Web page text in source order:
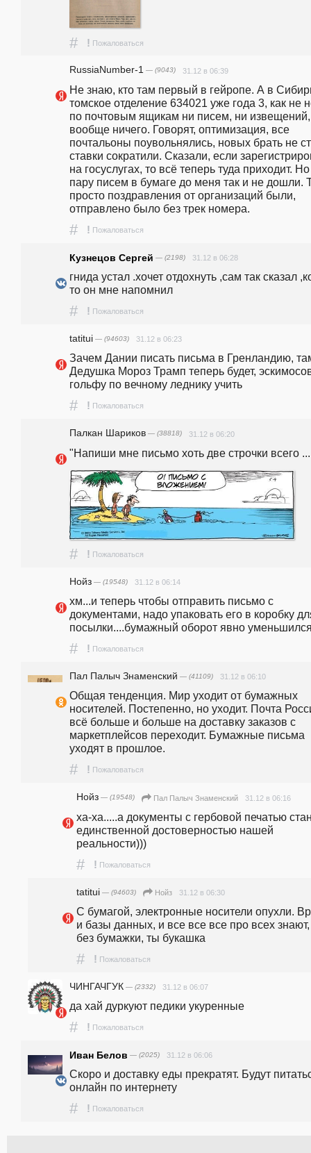
# ! Пожаловаться
RussiaNumber-1 — (9043) 31.12 в 06:39
Не знаю, кто там первый в гейропе. А в
томское отделение 634021 уже года 3, как не
по почтовым ящикам ни писем, ни извещений,
вообще ничего. Говорят, оптимизация, все
почтальоны поувольнялись, новых брать не
ставки сократили. Сказали, если
на госуслугах, то всё теперь туда приходит. Но
пару писем в бумаге до меня так и не дошли.
просто поздравления от организаций были,
отправлено было без трек номера.
# ! Пожаловаться
Кузнецов Сергей — (2198) 31.12 в 06:28
гнида устал .хочет отдохнуть ,сам так сказал
то он мне напомнил
# ! Пожаловаться
tatitui — (94603) 31.12 в 06:23
Зачем Дании писать письма в Гренландию,
Дедушка Мороз Трамп теперь будет,
гольфу по вечному леднику учить
# ! Пожаловаться
Палкан Шариков — (38818) 31.12 в 06:20
"Hапиши мне письмо хоть две стpочки всего
# ! Пожаловаться
Нойз — (19548) 31.12 в 06:14
хм...и теперь чтобы отправить письмо с
документами, надо упаковать его в коробку
посылки....бумажный оборот явно
# ! Пожаловаться
Пал Палыч Знаменский — (41109) 31.12 в 06:10
Общая тенденция. Мир уходит от бумажных
носителей. Постепенно, но уходит. Почта
всё больше и больше на доставку заказов с
маркетплейсов переходит. Бумажные письма
уходят в прошлое.
# ! Пожаловаться
Нойз — (19548) Пал Палыч Знаменский 31.12 в 06:16
ха-ха.....а документы с гербовой печатью
единственной достоверностью нашей
реальности)))
# ! Пожаловаться
tatitui — (94603) Нойз 31.12 в 06:30
С бумагой, электронные носители опухли.
и базы данных, и все все все про всех
без бумажки, ты букашка
# ! Пожаловаться
ЧИНГАЧГУК — (2332) 31.12 в 06:07
да хай дуркуют педики укуренные
# ! Пожаловаться
Иван Белов — (2025) 31.12 в 06:06
Скоро и доставку еды прекратят. Будут
онлайн по интернету
# ! Пожаловаться